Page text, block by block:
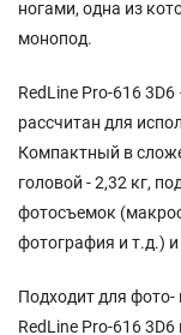
ногами, одна из
монопод.
RedLine Pro-616
рассчитан для
Компактный в
головой - 2,32 кг,
фотосъемок
фотография и т.д.)
Подходит для фото-
RedLine Pro-616